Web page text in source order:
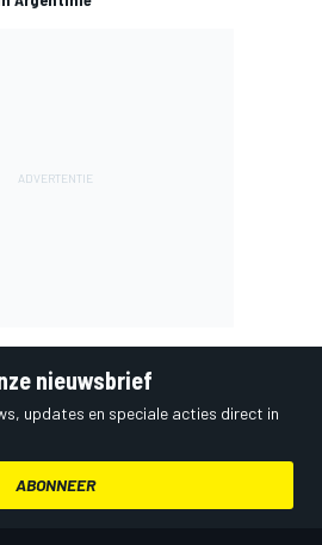
nieuwsbrief
updates en speciale acties direct in
ABONNEER